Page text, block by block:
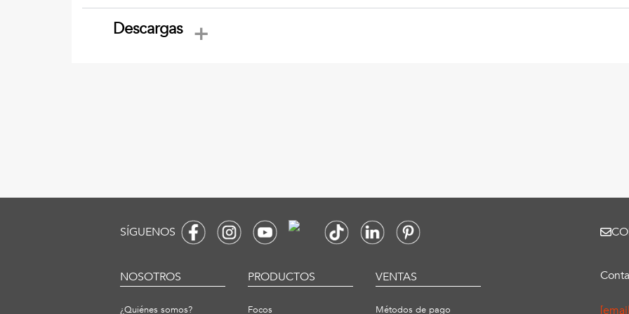
Descargas
NOSOTROS
¿Quiénes somos?
PRODUCTOS
Focos
VENTAS
Métodos de pago
SÍGUENOS